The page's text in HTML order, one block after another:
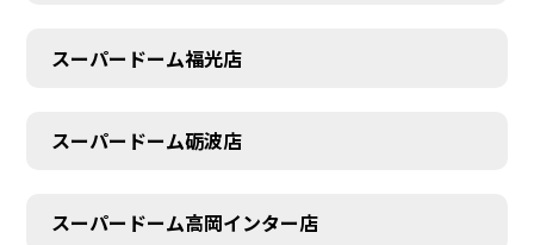
スーパードーム福光店
スーパードーム砺波店
スーパードーム高岡インター店